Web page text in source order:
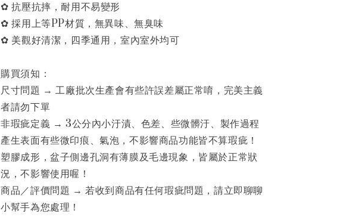
✿ 抗壓抗摔，耐用不易變形
✿ 採用上等PP材質，無異味、無臭味
✿ 美觀好清潔，四季通用，室內室外均可
購買須知：
尺寸問題 → 工廠批次生產會有些許誤差屬正常唷，完美主義
者請勿下單
非瑕疵定義 → 3公分內小汙漬、色差、些微髒汙、製作過程
產生表面有些微印痕、氣泡，不影響商品功能皆不算瑕疵！
塑膠成形，盆子側邊孔洞有薄膜及毛邊現象，皆屬於正常狀
況，不影響使用喔！
商品／評價問題 → 若收到商品有任何瑕疵問題，請立即聊聊
小幫手為您處理！